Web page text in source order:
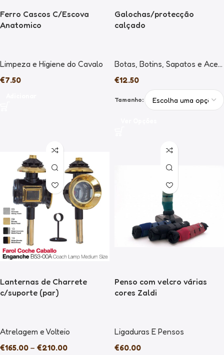
Ferro Cascos C/Escova
Anatomico
Limpeza e Higiene do Cavalo
€7.50
Galochas/protecção
calçado
Botas, Botins, Sapatos e Acessórios
€12.50
Tamanho:
Lanternas de Charrete
c/suporte (par)
Atrelagem e Volteio
€165.00 – €210.00
Penso com velcro várias
cores Zaldi
Ligaduras E Pensos
€60.00